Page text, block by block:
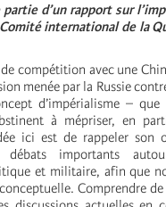
d’un rapport sur
international de la
de compétition avec une
menée par la Russie
d’impérialisme –
à mépriser, en
ici est de rappeler son
débats importants
et militaire, afin que
Comprendre